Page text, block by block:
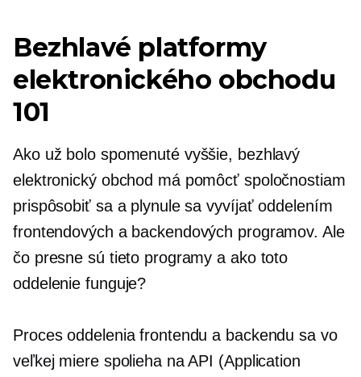
Bezhlavé platformy
elektronického obchodu
101
Ako už bolo spomenuté vyššie, bezhlavý
elektronický obchod má pomôcť spoločnostiam
prispôsobiť sa a plynule sa vyvíjať oddelením
frontendových a backendových programov. Ale
čo presne sú tieto programy a ako toto
oddelenie funguje?
Proces oddelenia frontendu a backendu sa vo
veľkej miere spolieha na API (Application